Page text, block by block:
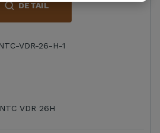
DETAIL
NTC VDR 26H